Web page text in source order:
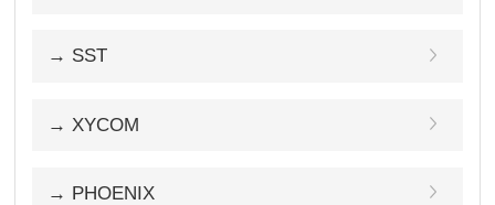
→ SST
→ XYCOM
→ PHOENIX